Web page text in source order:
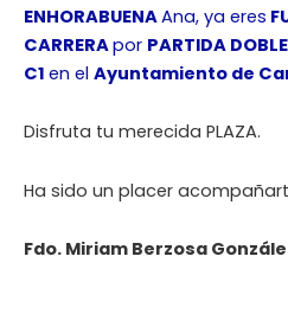
ENHORABUENAAna, ya eres
CARRERApor PARTIDA
C1 en el Ayuntamiento de
Disfruta tu merecida PLAZA.
Ha sido un placer
Fdo. Miriam Berzosa